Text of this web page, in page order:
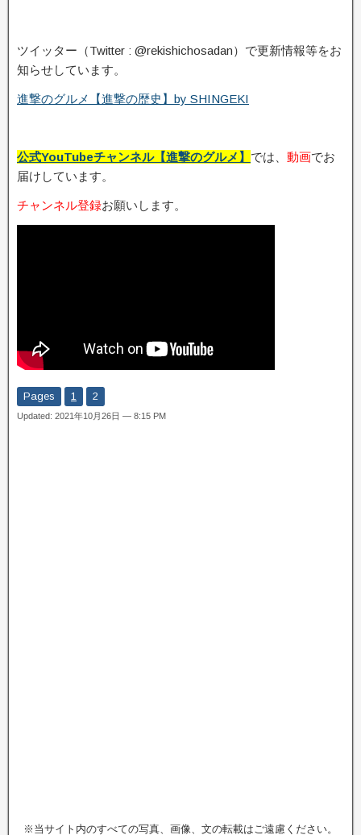
ツイッター（Twitter : @rekishichosadan）で更新情報等をお
知らせしています。
進撃のグルメ【進撃の歴史】by SHINGEKI
公式YouTubeチャンネル【進撃のグルメ】 では、 動画でお
届けしています。
チャンネル登録お願いします。
Pages 1 2
Updated: 2021年10月26日 — 8:15 PM
※当サイト内のすべての写真、画像、文の転載はご遠慮ください。